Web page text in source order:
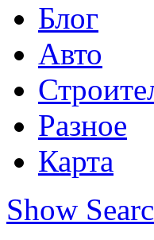
Блог
Авто
Разное
Карта
Show